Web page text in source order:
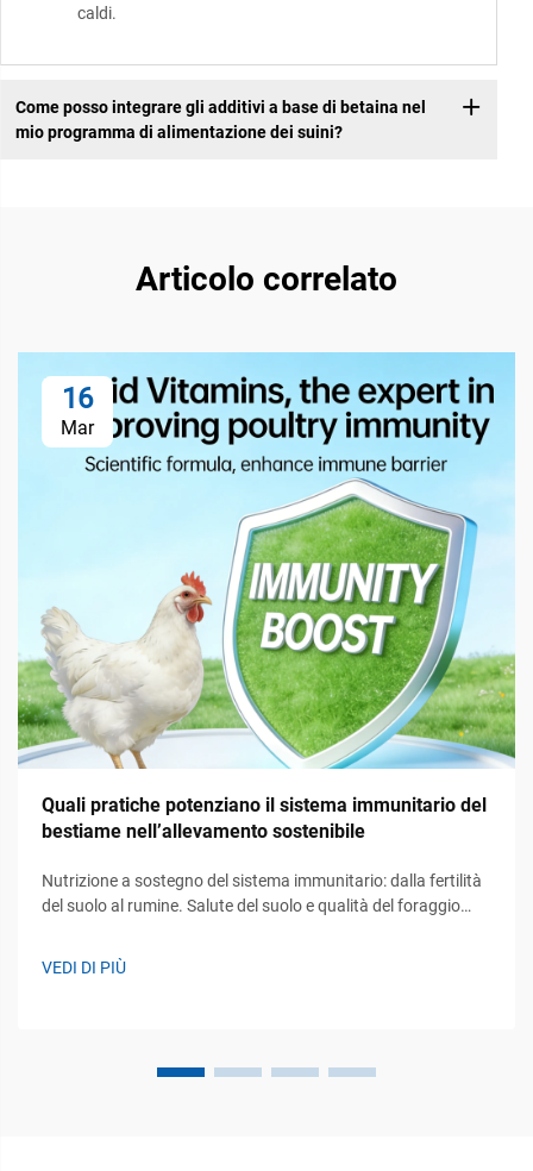
caldi.
Come posso integrare gli additivi a base di betaina nel
mio programma di alimentazione dei suini?
Articolo correlato
16
Mar
Quali pratiche potenziano il sistema immunitario del
bestiame nell’allevamento sostenibile
Nutrizione a sostegno del sistema immunitario: dalla fertilità
del suolo al rumine. Salute del suolo e qualità del foraggio
ecosistemi del suolo svolge un ruolo cruciale nel sostenere
VEDI DI PIÙ